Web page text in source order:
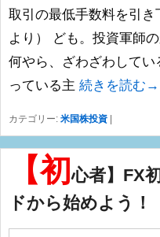
取引の最低手数料を引き
より） ども。投資軍師
何やら、ざわざわして
っている主 続きを読む→
カテゴリー: 米国株投資
【初心者】FX
ドから始めよう！